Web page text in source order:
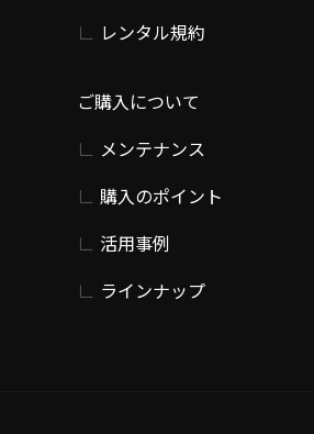
レンタル規約
ご購入について
メンテナンス
購入のポイント
活用事例
ラインナップ